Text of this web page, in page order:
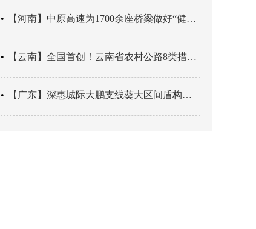
【河南】中原高速为1700余座桥梁做好“健康大体检”
【云南】全国首创！云南省农村公路8类措施可申请安全隐患治理补助
【广东】深惠城际大鹏支线葵大区间盾构双线并进